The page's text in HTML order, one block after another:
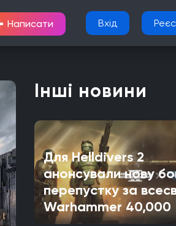
Написати Вхід
Інші новини
Для Helldivers 2
анонсували нову
перепустку за
Warhammer 40,000